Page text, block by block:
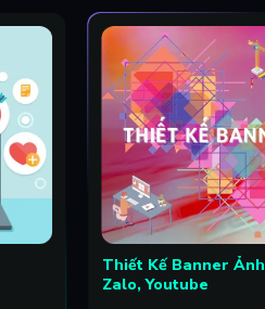
Thiết Kế Banner
Zalo, Youtube